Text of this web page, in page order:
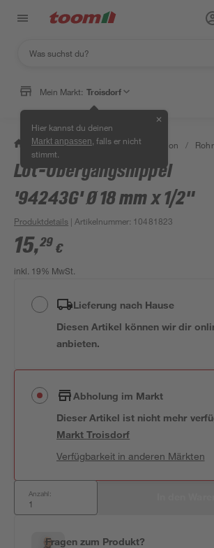
Mein Markt: Troisdorf
Hier kannst du deinen
Markt anpassen , falls er nicht
stimmt.
✕
/ Bad & Sanitär / Sanitärinstallation /
Löt-Übergangsnippel
'94243G' Ø 18 mm x 1/2"
Produktdetails | Artikelnummer: 10481823
15,29 €
inkl. 19% MwSt.
Lieferung nach Hause
Diesen Artikel können wir dir
anbieten.
Abholung im Markt
Dieser Artikel ist nicht mehr
MarktTroisdorf
Verfügbarkeit in anderen Märkten
Anzahl:
Fragen zum Produkt?